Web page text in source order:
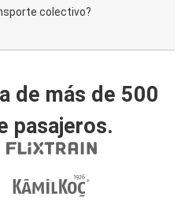
colectivo?
de más de 500
pasajeros.